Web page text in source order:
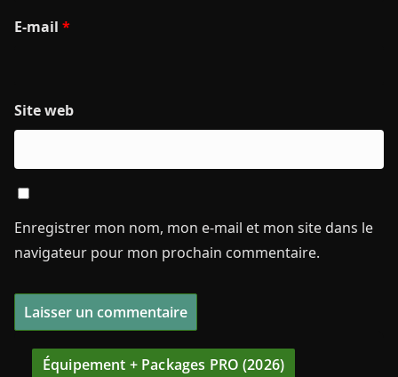
E-mail *
Site web
Enregistrer mon nom, mon e-mail et mon site dans le
navigateur pour mon prochain commentaire.
Équipement + Packages PRO (2026)